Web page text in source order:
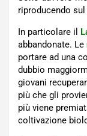
riproducendo
In particolare il
abbandonate. Le
portare ad una
dubbio
giovani
più che gli
più viene
coltivazione